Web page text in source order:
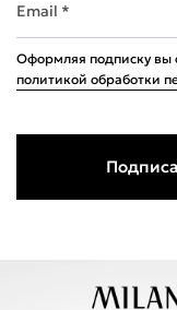
Email *
Оформляя подписку вы
политикой обработки